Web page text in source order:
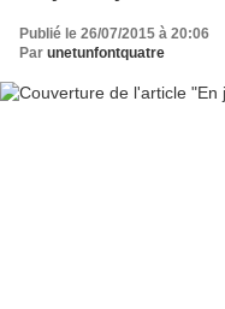
Publié le 26/07/2015 à 20:06
Par unetunfontquatre